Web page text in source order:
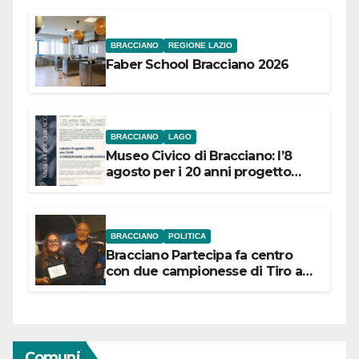
BRACCIANO REGIONE LAZIO
Faber School Bracciano 2026
BRACCIANO LAGO
Museo Civico di Bracciano: l’8
agosto per i 20 anni progetto
BRACCIANO POLITICA
Bracciano Partecipa fa centro
con due campionesse di Tiro a